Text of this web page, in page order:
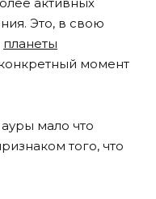
активных
Это, в свою
планеты
момент
мало что
того, что